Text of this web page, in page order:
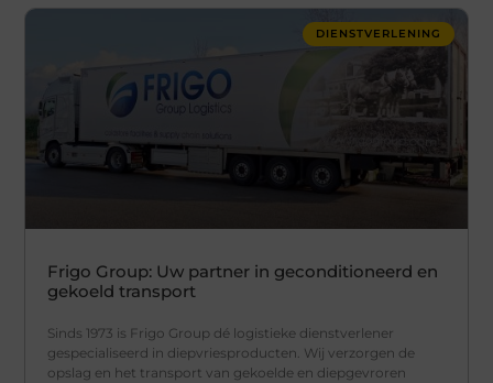
DIENSTVERLENING
Frigo Group: Uw partner in geconditioneerd en
gekoeld transport
Sinds 1973 is Frigo Group dé logistieke dienstverlener
gespecialiseerd in diepvriesproducten. Wij verzorgen de
opslag en het transport van gekoelde en diepgevroren